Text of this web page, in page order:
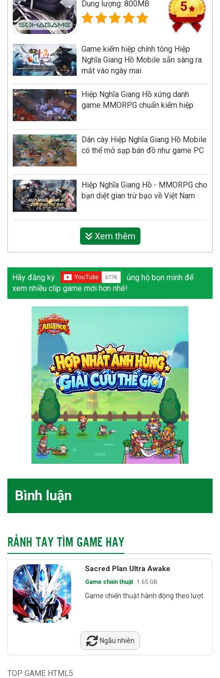
Dung lượng: 800MB
5
Game kiếm hiệp chính tông Hiệp
Nghĩa Giang Hồ Mobile sẵn sàng ra
mắt vào ngày mai
Hiệp Nghĩa Giang Hồ xứng danh
game MMORPG chuẩn kiếm hiệp
Dân cày Hiệp Nghĩa Giang Hồ Mobile
có thể mở sạp bán đồ như game PC
Hiệp Nghĩa Giang Hồ - MMORPG cho
bạn diệt gian trừ bạo về Việt Nam
Xem thêm
Hãy đăng ký
ủng hộ bọn mình để
xem nhiều clip game mới hơn nhé!
Bình luận
RẢNH TAY TÌM GAME HAY
Sacred Plan Ultra Awake
Game chiến thuật 1.65 GB
Game chiến thuật hành động theo lượt.
Ngẫu nhiên
TOP GAME HTML5